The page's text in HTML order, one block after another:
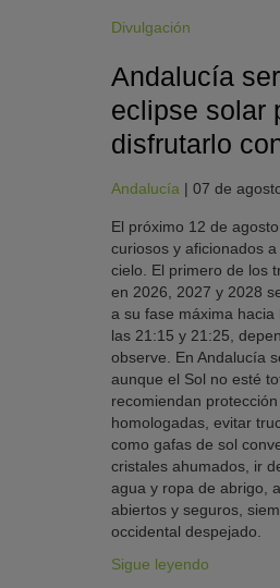
Divulgación
Andalucía
eclipse solar
disfrutarlo
Andalucía | 07 de
El próximo 12 de
curiosos y aficionados
cielo. El primero de los
en 2026, 2027 y 2028
a su fase máxima
las 21:15 y 21:25,
observe. En Andalucía
aunque el Sol no esté
recomiendan
homologadas, evitar
como gafas de sol
cristales ahumados, ir
agua y ropa de abrigo,
abiertos y seguros,
occidental despejado.
Sigue leyendo